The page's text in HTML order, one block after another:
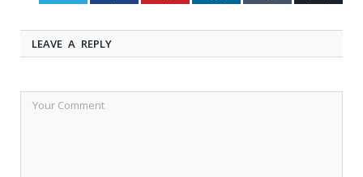
LEAVE A REPLY